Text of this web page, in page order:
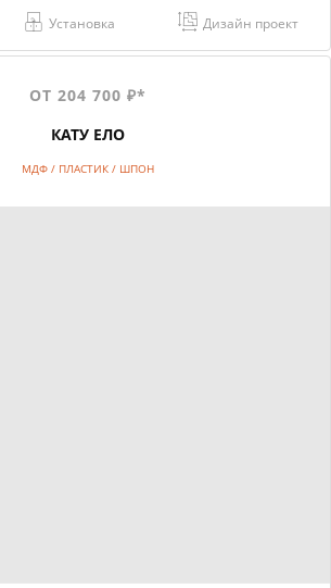
Установка Дизайн проект
ОТ 204 700 ₽*
КАТУ ЕЛО
МДФ / ПЛАСТИК / ШПОН